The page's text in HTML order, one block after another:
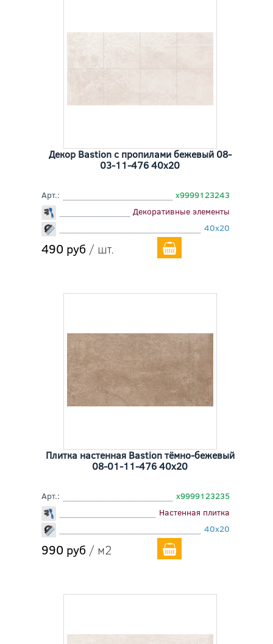
Декор Bastion с пропилами бежевый 08-
03-11-476 40x20
Арт.:
х9999123243
Декоративные элементы
40x20
490 руб / шт.
Плитка настенная Bastion тёмно-бежевый
08-01-11-476 40x20
Арт.:
х9999123235
Настенная плитка
40x20
990 руб / м2